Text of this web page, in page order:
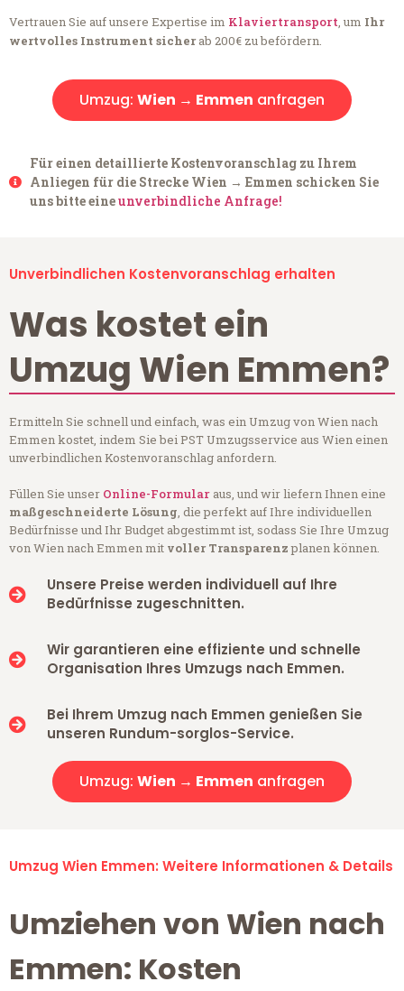
Vertrauen Sie auf unsere Expertise im Klaviertransport, um Ihr
wertvolles Instrument sicherab 200€ zu befördern.
Umzug: Wien → Emmen anfragen
Für einen detaillierte Kostenvoranschlag zu Ihrem
Anliegen für die Strecke Wien → Emmen schicken Sie
uns bitte eineunverbindliche Anfrage!
Unverbindlichen Kostenvoranschlag erhalten
Was kostet ein
Umzug Wien Emmen?
Ermitteln Sie schnell und einfach, was ein Umzug von Wien nach
Emmen kostet, indem Sie bei PST Umzugsservice aus Wien einen
unverbindlichen Kostenvoranschlag anfordern.
Füllen Sie unser Online-Formular aus, und wir liefern Ihnen eine
maßgeschneiderte Lösung, die perfekt auf Ihre individuellen
Bedürfnisse und Ihr Budget abgestimmt ist, sodass Sie Ihre Umzug
von Wien nach Emmen mit voller Transparenzplanen können.
Unsere Preise werden individuell auf Ihre
Bedürfnisse zugeschnitten.
Wir garantieren eine effiziente und schnelle
Organisation Ihres Umzugs nach Emmen.
Bei Ihrem Umzug nach Emmen genießen Sie
unseren Rundum-sorglos-Service.
Umzug: Wien → Emmen anfragen
Umzug Wien Emmen: Weitere Informationen & Details
Umziehen von Wien nach
Emmen: Kosten